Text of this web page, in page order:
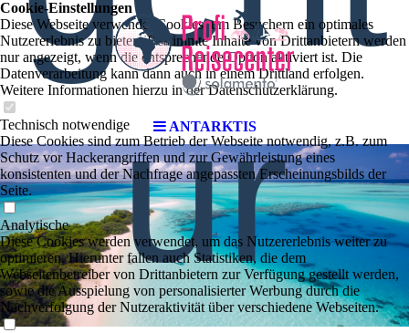
ANTARKTIS
ur
Cookie-Einstellungen
Diese Webseite verwendet Cookies, um Besuchern ein optimales
Nutzererlebnis zu bieten. Bestimmte Inhalte von Drittanbietern werden
nur angezeigt, wenn die entsprechende Option aktiviert ist. Die
Datenverarbeitung kann dann auch in einem Drittland erfolgen.
Weitere Informationen hierzu in der Datenschutzerklärung.
Technisch notwendige
Diese Cookies sind zum Betrieb der Webseite notwendig, z.B. zum
Schutz vor Hackerangriffen und zur Gewährleistung eines
konsistenten und der Nachfrage angepassten Erscheinungsbilds der
Seite.
Analytische
Diese Cookies werden verwendet, um das Nutzererlebnis weiter zu
optimieren. Hierunter fallen auch Statistiken, die dem
Webseitenbetreiber von Drittanbietern zur Verfügung gestellt werden,
sowie die Ausspielung von personalisierter Werbung durch die
Nachverfolgung der Nutzeraktivität über verschiedene Webseiten.